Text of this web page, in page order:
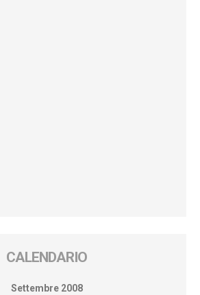
CALENDARIO
Settembre 2008